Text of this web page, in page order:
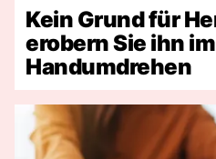
Kein Grund für
erobern Sie ihn im
Handumdrehen